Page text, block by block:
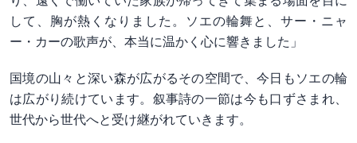
して、胸が熱くなりました。ソエの輪舞と、サー・ニャ
ー・カーの歌声が、本当に温かく心に響きました」
国境の山々と深い森が広がるその空間で、今日もソエの輪
は広がり続けています。叙事詩の一節は今も口ずさまれ、
世代から世代へと受け継がれていきます。